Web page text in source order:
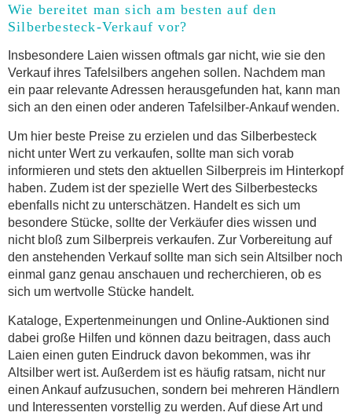
Wie bereitet man sich am besten auf den
Silberbesteck-Verkauf vor?
Insbesondere Laien wissen oftmals gar nicht, wie sie den
Verkauf ihres Tafelsilbers angehen sollen. Nachdem man
ein paar relevante Adressen herausgefunden hat, kann man
sich an den einen oder anderen Tafelsilber-Ankauf wenden.
Um hier beste Preise zu erzielen und das Silberbesteck
nicht unter Wert zu verkaufen, sollte man sich vorab
informieren und stets den aktuellen Silberpreis im Hinterkopf
haben. Zudem ist der spezielle Wert des Silberbestecks
ebenfalls nicht zu unterschätzen. Handelt es sich um
besondere Stücke, sollte der Verkäufer dies wissen und
nicht bloß zum Silberpreis verkaufen. Zur Vorbereitung auf
den anstehenden Verkauf sollte man sich sein Altsilber noch
einmal ganz genau anschauen und recherchieren, ob es
sich um wertvolle Stücke handelt.
Kataloge, Expertenmeinungen und Online-Auktionen sind
dabei große Hilfen und können dazu beitragen, dass auch
Laien einen guten Eindruck davon bekommen, was ihr
Altsilber wert ist. Außerdem ist es häufig ratsam, nicht nur
einen Ankauf aufzusuchen, sondern bei mehreren Händlern
und Interessenten vorstellig zu werden. Auf diese Art und